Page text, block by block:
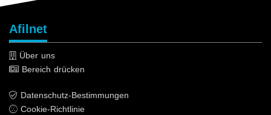
Afilnet
Über uns
Bereich drücken
Datenschutz-Bestimmungen
Cookie-Richtlinie